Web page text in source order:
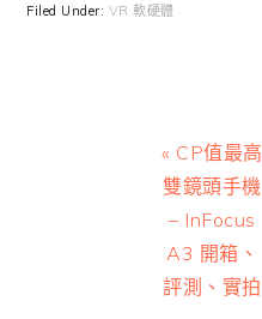
Filed Under: VR 軟硬體
Previous
Post:
« CP值最高
雙鏡頭手機
– InFocus
A3 開箱、
評測、實拍